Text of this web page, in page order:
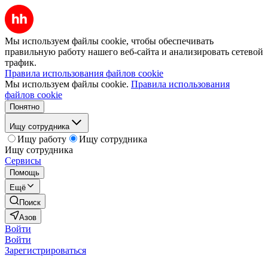
Мы используем файлы cookie, чтобы обеспечивать
правильную работу нашего веб-сайта и анализировать сетевой
трафик.
Правила использования файлов cookie
Мы используем файлы cookie. Правила использования
файлов cookie
Понятно
Ищу сотрудника
Ищу работу
Ищу сотрудника
Ищу сотрудника
Сервисы
Помощь
Ещё
Поиск
Азов
Войти
Войти
Зарегистрироваться